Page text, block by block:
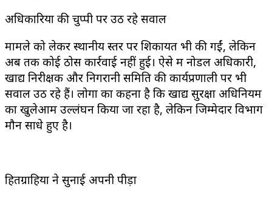
अधिकारियों की चुप्पी पर उठ रहे सवाल
मामले को लेकर स्थानीय स्तर पर शिकायतें भी की गईं, लेकिन
अब तक कोई ठोस कार्रवाई नहीं हुई। ऐसे में नोडल अधिकारी,
खाद्य निरीक्षक और निगरानी समिति की कार्यप्रणाली पर भी
सवाल उठ रहे हैं। लोगों का कहना है कि खाद्य सुरक्षा अधिनियम
का खुलेआम उल्लंघन किया जा रहा है, लेकिन जिम्मेदार विभाग
मौन साधे हुए है।
हितग्राहियों ने सुनाई अपनी पीड़ा